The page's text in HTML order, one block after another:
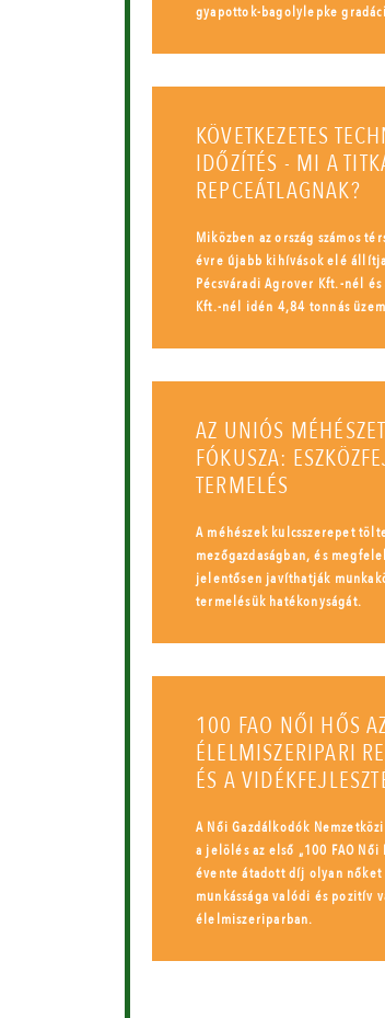
gyapottok-bagolylepke
KÖVETKEZETES
IDŐZÍTÉS - MI A
REPCEÁTLAGNAK?
Miközben az ország számos
évre újabb kihívások elé
Pécsváradi Agrover Kft.-nél és
Kft.-nél idén 4,84 tonnás
AZ UNIÓS
FÓKUSZA:
TERMELÉS
A méhészek kulcsszerepet
mezőgazdaságban, és
jelentősen javíthatják
termelésük hatékonyságát.
100 FAO NŐI HŐS
ÉLELMISZERIPARI
ÉS A
A Női Gazdálkodók
a jelölés az első „100 FAO
évente átadott díj olyan
munkássága valódi és pozitív
élelmiszeriparban.